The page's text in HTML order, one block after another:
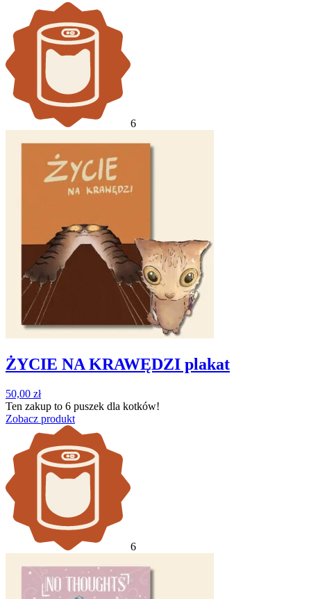
6
ŻYCIE NA KRAWĘDZI plakat
50,00 zł
Ten zakup to 6 puszek dla kotków!
Zobacz produkt
6